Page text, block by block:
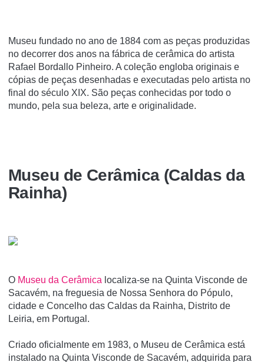
Museu fundado no ano de 1884 com as peças produzidas
no decorrer dos anos na fábrica de cerâmica do artista
Rafael Bordallo Pinheiro. A coleção engloba originais e
cópias de peças desenhadas e executadas pelo artista no
final do século XIX. São peças conhecidas por todo o
mundo, pela sua beleza, arte e originalidade.
Museu de Cerâmica (Caldas da
Rainha)
O Museu da Cerâmica localiza-se na Quinta Visconde de
Sacavém, na freguesia de Nossa Senhora do Pópulo,
cidade e Concelho das Caldas da Rainha, Distrito de
Leiria, em Portugal.
Criado oficialmente em 1983, o Museu de Cerâmica está
instalado na Quinta Visconde de Sacavém, adquirida para